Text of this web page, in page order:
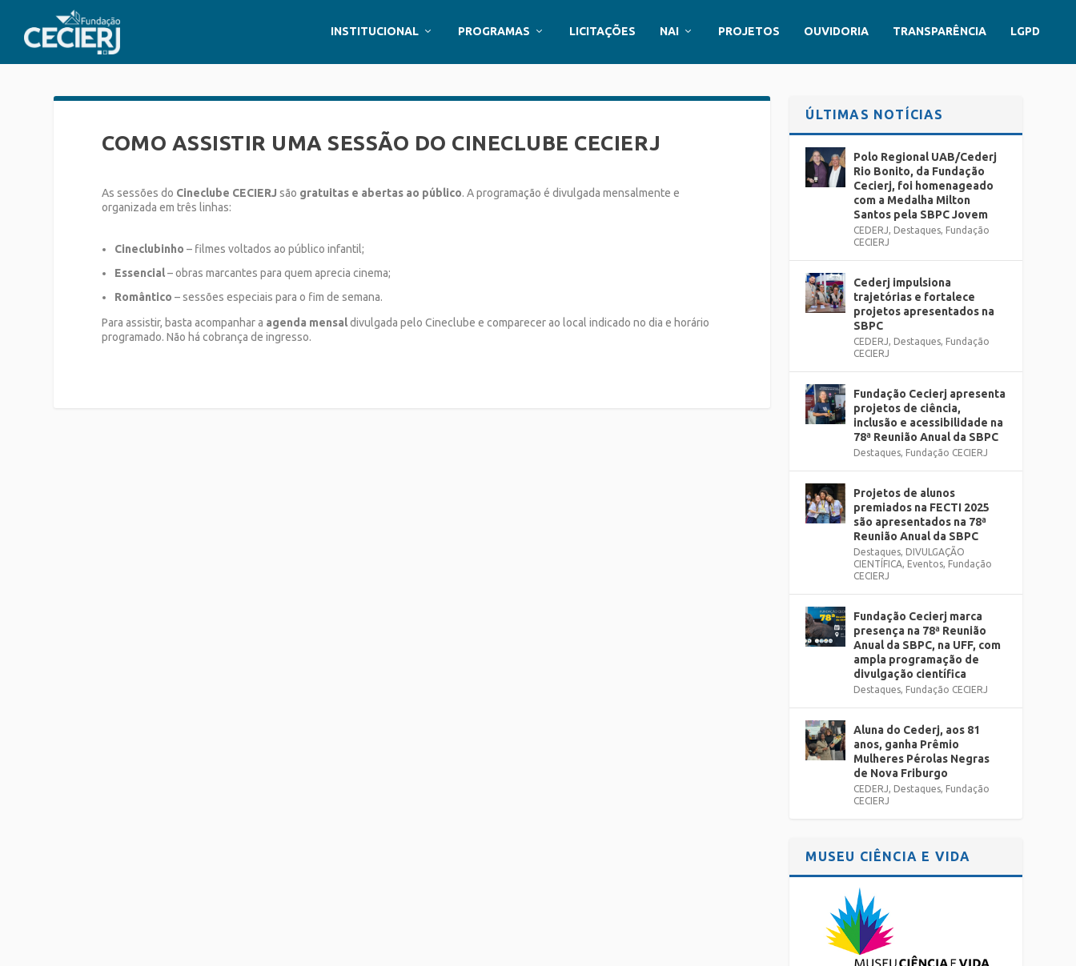
INSTITUCIONAL PROGRAMAS LICITAÇÕES NAI PROJETOS OUVIDORIA TRANSPARÊNCIA LGPD
COMO ASSISTIR UMA SESSÃO DO CINECLUBE CECIERJ
As sessões do Cineclube CECIERJ são gratuitas e abertas ao público. A programação é divulgada mensalmente e
organizada em três linhas:
Cineclubinho – filmes voltados ao público infantil;
Essencial– obras marcantes para quem aprecia cinema;
Romântico – sessões especiais para o fim de semana.
Para assistir, basta acompanhar a agenda mensaldivulgada pelo Cineclube e comparecer ao local indicado no dia e horário
programado. Não há cobrança de ingresso.
ÚLTIMAS NOTÍCIAS
Polo Regional UAB/Cederj
Rio Bonito, da Fundação
Cecierj, foi homenageado
com a Medalha Milton
Santos pela SBPC Jovem
CEDERJ, Destaques, Fundação
CECIERJ
Cederj impulsiona
trajetórias e fortalece
projetos apresentados na
SBPC
CEDERJ, Destaques, Fundação
CECIERJ
Fundação Cecierj apresenta
projetos de ciência,
inclusão e acessibilidade na
78ª Reunião Anual da SBPC
Destaques, Fundação CECIERJ
Projetos de alunos
premiados na FECTI 2025
são apresentados na 78ª
Reunião Anual da SBPC
Destaques, DIVULGAÇÃO
CIENTÍFICA, Eventos, Fundação
CECIERJ
Fundação Cecierj marca
presença na 78ª Reunião
Anual da SBPC, na UFF, com
ampla programação de
divulgação científica
Destaques, Fundação CECIERJ
Aluna do Cederj, aos 81
anos, ganha Prêmio
Mulheres Pérolas Negras
de Nova Friburgo
CEDERJ, Destaques, Fundação
CECIERJ
MUSEU CIÊNCIA E VIDA